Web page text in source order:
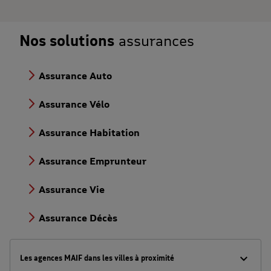
Nos solutions assurances
Assurance Auto
Assurance Vélo
Assurance Habitation
Assurance Emprunteur
Assurance Vie
Assurance Décès
Les agences MAIF dans les villes à proximité